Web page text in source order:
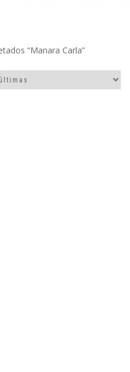
“Manara Carla”